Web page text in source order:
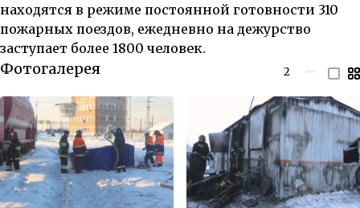
находятся в режиме постоянной готовности 310
пожарных поездов, ежедневно на дежурство
заступает более 1800 человек.
Фотогалерея 2 —